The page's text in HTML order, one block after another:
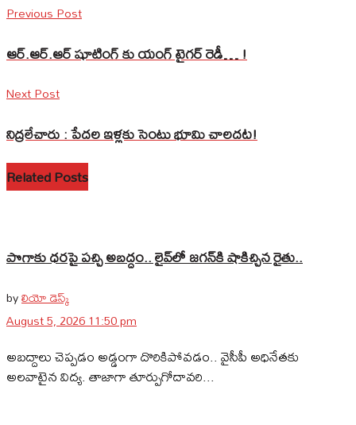
Previous Post
ఆర్.ఆర్.ఆర్ షూటింగ్ కు యంగ్ టైగర్ రెడీ… !
Next Post
నిద్రలేచారు : పేదల ఇళ్లకు సెంటు భూమి చాలదట!
Related Posts
పొగాకు ధరపై పచ్చి అబద్దం.. లైవ్‌లో జగన్‌కి షాకిచ్చిన రైతు..
byలియో డెస్క్
August 5, 2026 11:50 pm
అబద్దాలు చెప్పడం అడ్డంగా దొరికిపోవడం.. వైసీపీ అధినేతకు
అలవాటైన విద్య. తాజాగా తూర్పుగోదావరి...